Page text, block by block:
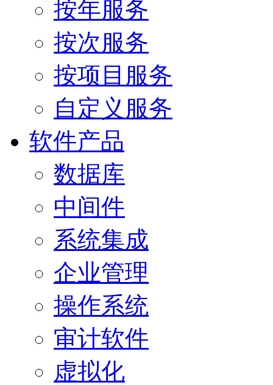
按年服务
按次服务
按项目服务
自定义服务
软件产品
数据库
中间件
系统集成
企业管理
操作系统
审计软件
虚拟化